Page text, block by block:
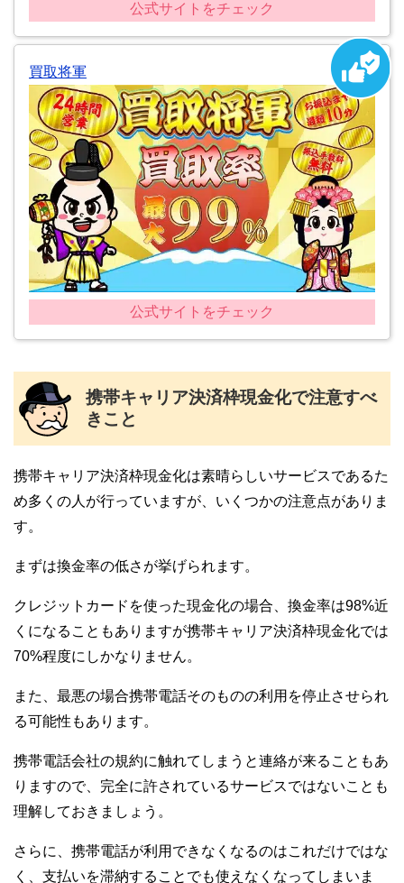
公式サイトをチェック
買取将軍
公式サイトをチェック
携帯キャリア決済枠現金化で注意すべ
きこと
携帯キャリア決済枠現金化は素晴らしいサービスであるた
め多くの人が行っていますが、いくつかの注意点がありま
す。
まずは換金率の低さが挙げられます。
クレジットカードを使った現金化の場合、換金率は98%近
くになることもありますが携帯キャリア決済枠現金化では
70%程度にしかなりません。
また、最悪の場合携帯電話そのものの利用を停止させられ
る可能性もあります。
携帯電話会社の規約に触れてしまうと連絡が来ることもあ
りますので、完全に許されているサービスではないことも
理解しておきましょう。
さらに、携帯電話が利用できなくなるのはこれだけではな
く、支払いを滞納することでも使えなくなってしまいま